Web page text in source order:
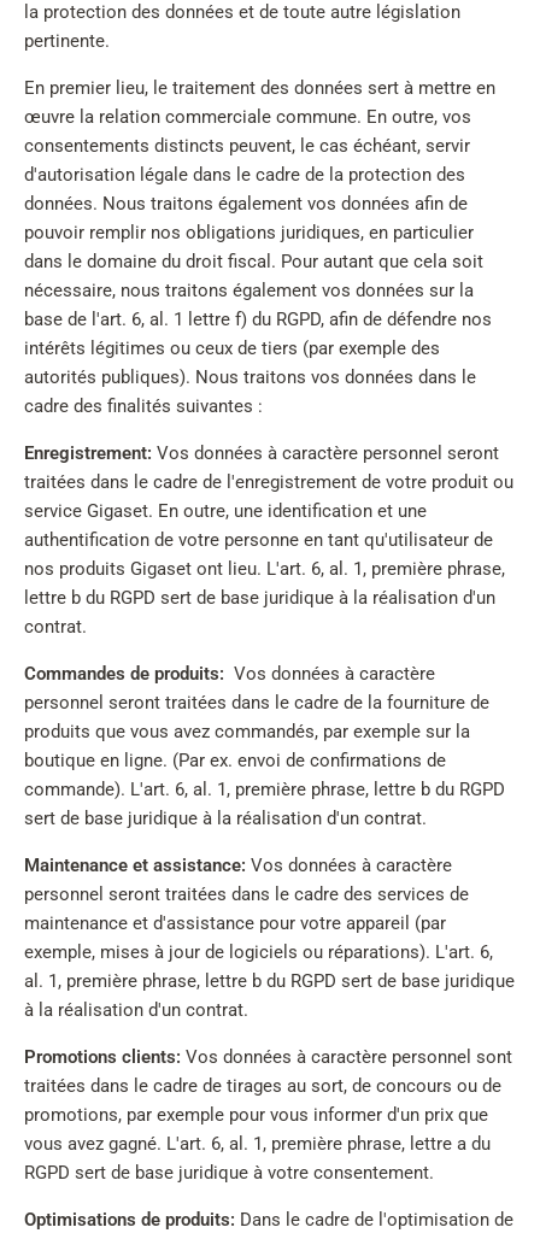
la protection des données et de toute autre législation
pertinente.
En premier lieu, le traitement des données sert à mettre en
œuvre la relation commerciale commune. En outre, vos
consentements distincts peuvent, le cas échéant, servir
d'autorisation légale dans le cadre de la protection des
données. Nous traitons également vos données afin de
pouvoir remplir nos obligations juridiques, en particulier
dans le domaine du droit fiscal. Pour autant que cela soit
nécessaire, nous traitons également vos données sur la
base de l'art. 6, al. 1 lettre f) du RGPD, afin de défendre nos
intérêts légitimes ou ceux de tiers (par exemple des
autorités publiques). Nous traitons vos données dans le
cadre des finalités suivantes :
Enregistrement: Vos données à caractère personnel seront
traitées dans le cadre de l'enregistrement de votre produit ou
service Gigaset. En outre, une identification et une
authentification de votre personne en tant qu'utilisateur de
nos produits Gigaset ont lieu. L'art. 6, al. 1, première phrase,
lettre b du RGPD sert de base juridique à la réalisation d'un
contrat.
Commandes de produits: Vos données à caractère
personnel seront traitées dans le cadre de la fourniture de
produits que vous avez commandés, par exemple sur la
boutique en ligne. (Par ex. envoi de confirmations de
commande). L'art. 6, al. 1, première phrase, lettre b du RGPD
sert de base juridique à la réalisation d'un contrat.
Maintenance et assistance: Vos données à caractère
personnel seront traitées dans le cadre des services de
maintenance et d'assistance pour votre appareil (par
exemple, mises à jour de logiciels ou réparations). L'art. 6,
al. 1, première phrase, lettre b du RGPD sert de base juridique
à la réalisation d'un contrat.
Promotions clients: Vos données à caractère personnel sont
traitées dans le cadre de tirages au sort, de concours ou de
promotions, par exemple pour vous informer d'un prix que
vous avez gagné. L'art. 6, al. 1, première phrase, lettre a du
RGPD sert de base juridique à votre consentement.
Optimisations de produits: Dans le cadre de l'optimisation de